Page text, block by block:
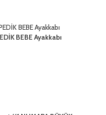
BEBE Ayakkabı